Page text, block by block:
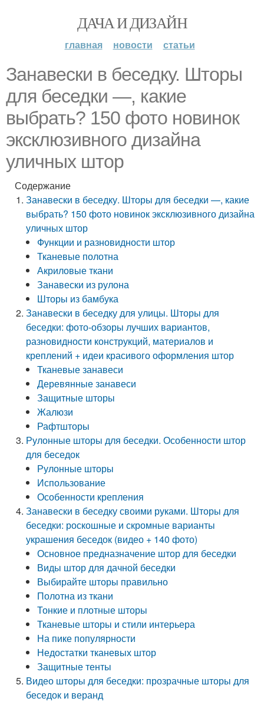
ДАЧА И ДИЗАЙН
главная новости статьи
Занавески в беседку. Шторы
для беседки —, какие
выбрать? 150 фото новинок
эксклюзивного дизайна
уличных штор
Содержание
Занавески в беседку. Шторы для беседки —, какие
выбрать? 150 фото новинок эксклюзивного дизайна
уличных штор
Функции и разновидности штор
Тканевые полотна
Акриловые ткани
Занавески из рулона
Шторы из бамбука
Занавески в беседку для улицы. Шторы для
беседки: фото-обзоры лучших вариантов,
разновидности конструкций, материалов и
креплений + идеи красивого оформления штор
Тканевые занавеси
Деревянные занавеси
Защитные шторы
Жалюзи
Рафтшторы
Рулонные шторы для беседки. Особенности штор
для беседок
Рулонные шторы
Использование
Особенности крепления
Занавески в беседку своими руками. Шторы для
беседки: роскошные и скромные варианты
украшения беседок (видео + 140 фото)
Основное предназначение штор для беседки
Виды штор для дачной беседки
Выбирайте шторы правильно
Полотна из ткани
Тонкие и плотные шторы
Тканевые шторы и стили интерьера
На пике популярности
Недостатки тканевых штор
Защитные тенты
Видео шторы для беседки: прозрачные шторы для
беседок и веранд